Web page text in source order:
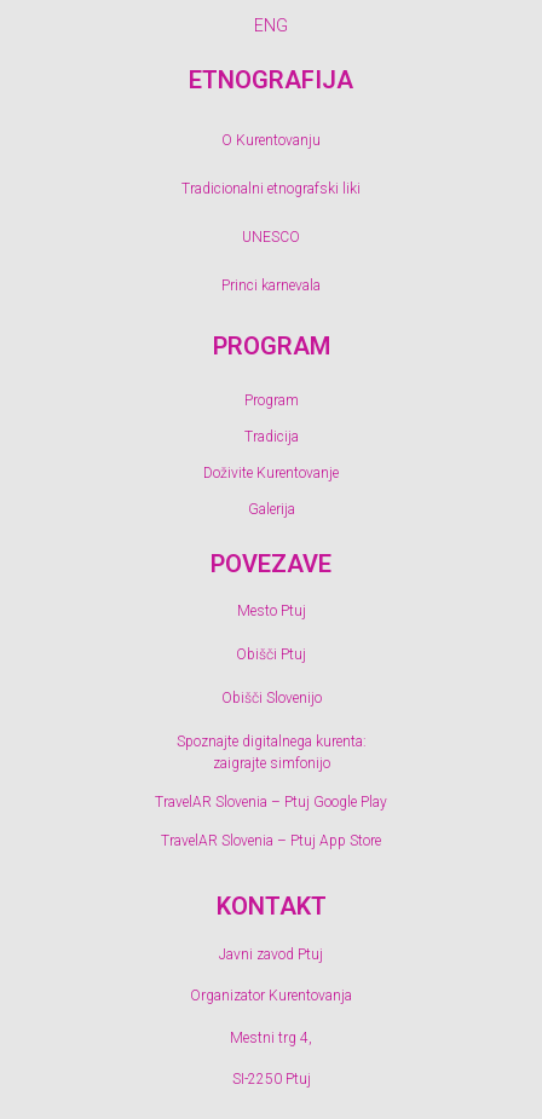
ENG
ETNOGRAFIJA
O Kurentovanju
Tradicionalni etnografski liki
UNESCO
Princi karnevala
PROGRAM
Program
Tradicija
Doživite Kurentovanje
Galerija
POVEZAVE
Mesto Ptuj
Obišči Ptuj
Obišči Slovenijo
Spoznajte digitalnega kurenta:
zaigrajte simfonijo
TravelAR Slovenia – Ptuj Google Play
TravelAR Slovenia – Ptuj App Store
KONTAKT
Javni zavod Ptuj
Organizator Kurentovanja
Mestni trg 4,
SI-2250 Ptuj